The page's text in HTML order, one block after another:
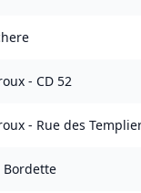
- CD 52
- Rue des
Bordette